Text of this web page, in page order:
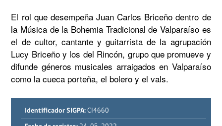
El rol que desempeña Juan Carlos Briceño dentro de
la Música de la Bohemia Tradicional de Valparaíso es
el de cultor, cantante y guitarrista de la agrupación
Lucy Briceño y los del Rincón, grupo que promueve y
difunde géneros musicales arraigados en Valparaíso
como la cueca porteña, el bolero y el vals.
Identificador SIGPA: CI4660